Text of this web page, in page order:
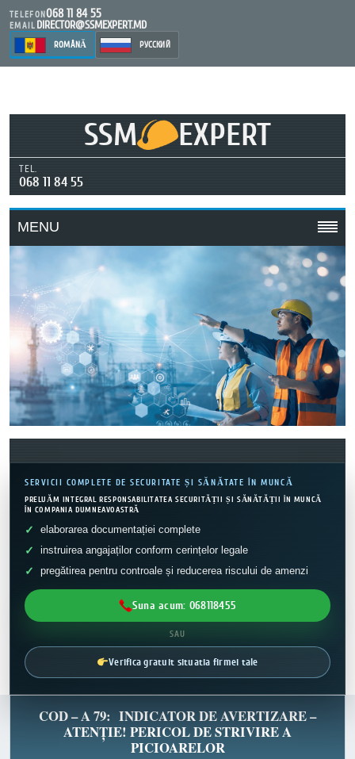
TELEFON068 11 84 55
EMAIL DIRECTOR@SSMEXPERT.MD
ROMÂNĂ РУССКИЙ
SSM EXPERT
TEL.
068 11 84 55
MENU
SERVICII COMPLETE DE SECURITATE ȘI SĂNĂTATE ÎN MUNCĂ
PRELUĂM INTEGRAL RESPONSABILITATEA SECURITĂȚII ȘI SĂNĂTĂȚII ÎN MUNCĂ
ÎN COMPANIA DUMNEAVOASTRĂ
elaborarea documentației complete
instruirea angajaților conform cerințelor legale
pregătirea pentru controale și reducerea riscului de amenzi
Suna acum: 068118455
SAU
Verifica gratuit situatia firmei tale
COD – A 79: INDICATOR DE AVERTIZARE –
ATENȚIE! PERICOL DE STRIVIRE A
PICIOARELOR